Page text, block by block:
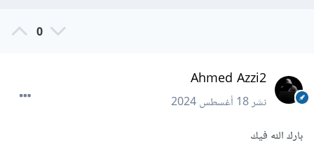
0
Ahmed Azzi2
نشر18 أغسطس 2024
بارك الله فيك